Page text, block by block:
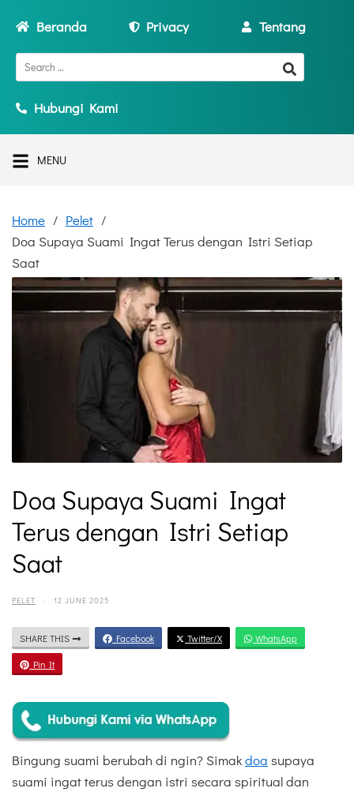
Beranda Privacy Tentang
Hubungi Kami
MENU
Home
Pelet
Doa Supaya Suami Ingat Terus dengan Istri Setiap
Saat
Doa Supaya Suami Ingat
Terus dengan Istri Setiap
Saat
PELET · 12 JUNE 2025
SHARE THIS Facebook Twitter/X WhatsApp
Pin It
Bingung suami berubah di ngin? Simakdoa supaya
suami ingat terus dengan istri secara spiritual dan